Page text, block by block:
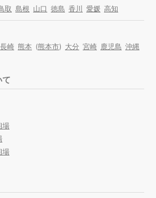
取 島根 山口 徳島 香川 愛媛 高知
長崎 熊本 (熊本市) 大分 宮崎 鹿児島 沖縄
て
場
場